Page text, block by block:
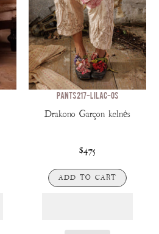
PANTS 217-LILAC-OS
Drakono Garçon kelnės
$475
ADD TO CART